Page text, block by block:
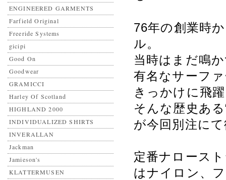
ENGINEERED GARMENTS
Farfield Original
Freeride Systems
gicipi
Good On
Goodwear
GRAMICCI
Harley Of Scotland
HIGHLAND 2000
INDIVIDUALIZED SHIRTS
INVERALLAN
Jackman
Jamieson's
KLATTERMUSEN
76年の創業時
ル。
当時はまだ鳴
有名なサーフ
きっかけに飛
そんな歴史あ
が今回別注に
定番ナロース
はナイロン、